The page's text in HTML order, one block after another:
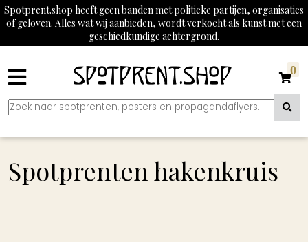
Spotprent.shop heeft geen banden met politieke partijen, organisaties
of geloven. Alles wat wij aanbieden, wordt verkocht als kunst met een
geschiedkundige achtergrond.
0
Spotprenten hakenkruis